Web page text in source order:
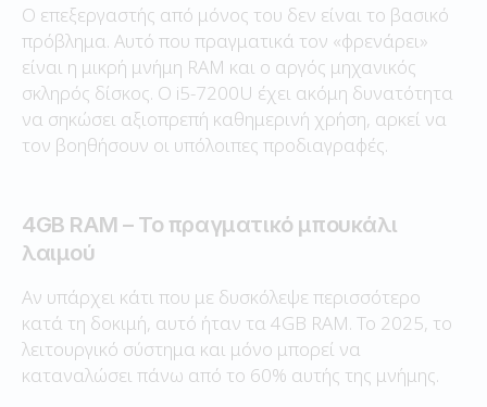
Ο επεξεργαστής από μόνος του δεν είναι το βασικό
πρόβλημα. Αυτό που πραγματικά τον «φρενάρει»
είναι η μικρή μνήμη RAM και ο αργός μηχανικός
σκληρός δίσκος. Ο i5-7200U έχει ακόμη δυνατότητα
να σηκώσει αξιοπρεπή καθημερινή χρήση, αρκεί να
τον βοηθήσουν οι υπόλοιπες προδιαγραφές.
4GB RAM – Το πραγματικό μπουκάλι
λαιμού
Αν υπάρχει κάτι που με δυσκόλεψε περισσότερο
κατά τη δοκιμή, αυτό ήταν τα 4GB RAM. Το 2025, το
λειτουργικό σύστημα και μόνο μπορεί να
καταναλώσει πάνω από το 60% αυτής της μνήμης.